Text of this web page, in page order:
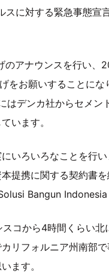
スに対する緊急事態
のアナウンスを行い
をお願いすることに
はデンカ社からセメ
います。
いろいろなことを行
提携に関する契約書
Bangun
コから4時間くらい
リフォルニア州南部
ます。